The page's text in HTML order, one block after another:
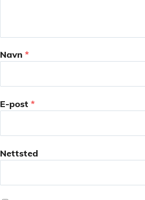
Navn*
E-post*
Nettsted